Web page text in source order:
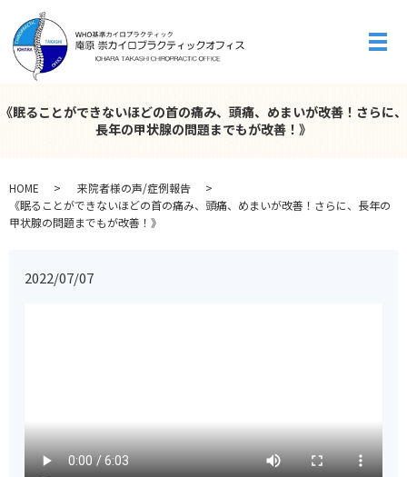
メ
《眠ることができないほどの首の痛み、頭痛、めまいが改善！さらに、
長年の甲状腺の問題までもが改善！》
HOME
来院者様の声/症例報告
《眠ることができないほどの首の痛み、頭痛、めまいが改善！さらに、長年の
甲状腺の問題までもが改善！》
2022/07/07